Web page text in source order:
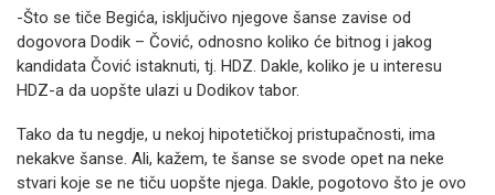
-Što se tiče Begića, isključivo njegove šanse zavise od
dogovora Dodik – Čović, odnosno koliko će bitnog i jakog
kandidata Čović istaknuti, tj. HDZ. Dakle, koliko je u interesu
HDZ-a da uopšte ulazi u Dodikov tabor.
Tako da tu negdje, u nekoj hipotetičkoj pristupačnosti, ima
nekakve šanse. Ali, kažem, te šanse se svode opet na neke
stvari koje se ne tiču uopšte njega. Dakle, pogotovo što je ovo